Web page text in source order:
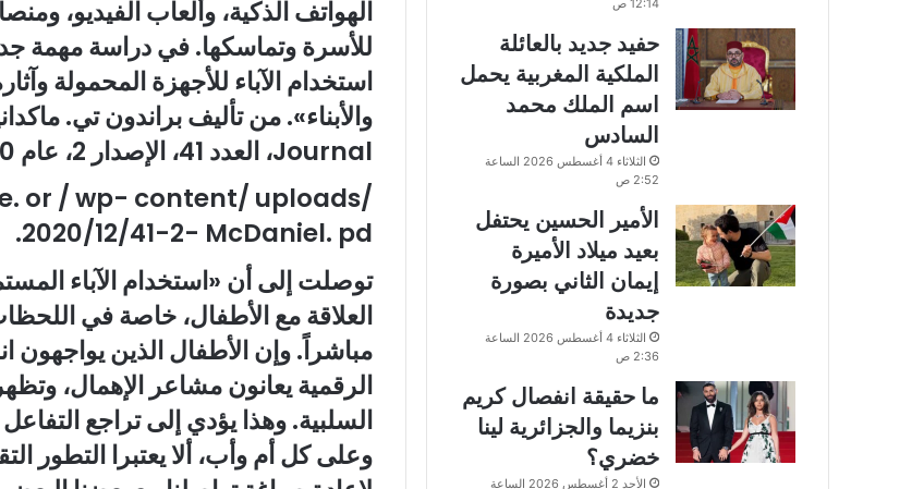
الهواتف الذكية، وألعاب الفيديو،
للأسرة وتماسكها. في دراسة مهمة
استخدام الآباء للأجهزة المحمولة
Journal، العدد 41، الإصدار 2، عام 2020. وهي على الرابط:
or / wp- content/ uploads/
2020/12/41-2- McDaniel. pd.
توصلت إلى أن «استخدام الآباء
العلاقة مع الأطفال، خاصة في
مباشراً. وإن الأطفال الذين يواجهون
الرقمية يعانون مشاعر الإهمال،
السلبية. وهذا يؤدي إلى تراجع
وعلى كل أم وأب، ألا يعتبرا التطور
12:14 ص
حفيد جديد بالعائلة
الملكية المغربية يحمل
اسم الملك محمد
السادس
الثلاثاء 4 أغسطس 2026 الساعة
2:52 ص
الأمير الحسين يحتفل
بعيد ميلاد الأميرة
إيمان الثاني بصورة
جديدة
الثلاثاء 4 أغسطس 2026 الساعة
2:36 ص
ما حقيقة انفصال كريم
بنزيما والجزائرية لينا
خضري؟
الأحد 2 أغسطس 2026 الساعة